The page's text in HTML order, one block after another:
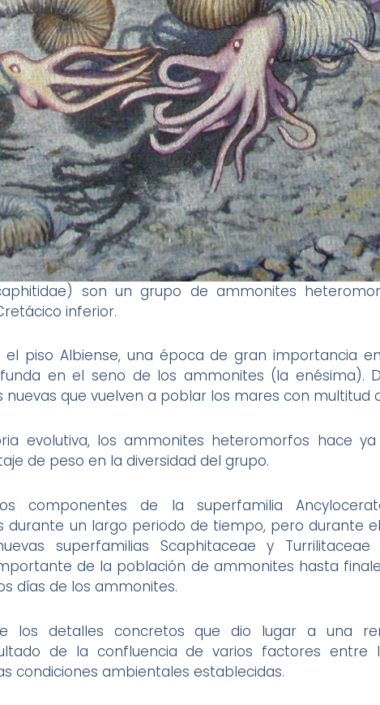
son un grupo de ammonites
inferior.
piso Albiense, una época de gran importancia
en el seno de los ammonites (la enésima).
que vuelven a poblar los mares con multitud
evolutiva, los ammonites heteromorfos hace
de peso en la diversidad del grupo.
componentes de la superfamilia
un largo periodo de tiempo, pero durante
superfamilias Scaphitaceae y
de la población de ammonites hasta
días de los ammonites.
los detalles concretos que dio lugar a una
de la confluencia de varios factores entre
condiciones ambientales establecidas.